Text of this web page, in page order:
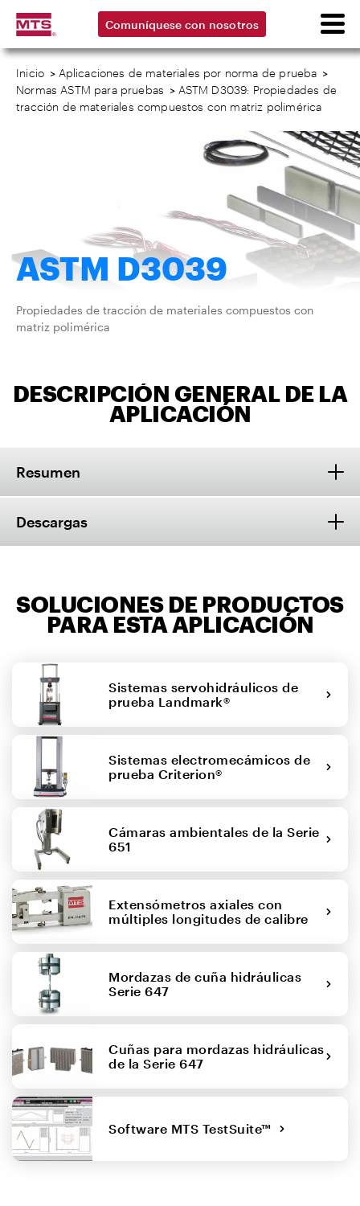
Comuníquese con nosotros
Inicio > Aplicaciones de materiales por norma de prueba >
Normas ASTM para pruebas > ASTM D3039: Propiedades de
tracción de materiales compuestos con matriz polimérica
ASTM D3039
Propiedades de tracción de materiales compuestos con
matriz polimérica
DESCRIPCIÓN GENERAL DE LA
APLICACIÓN
Resumen
Descargas
SOLUCIONES DE PRODUCTOS
PARA ESTA APLICACIÓN
Sistemas servohidráulicos de
prueba Landmark®
Sistemas electromecámicos de
prueba Criterion®
Cámaras ambientales de la Serie
651
Extensómetros axiales con
múltiples longitudes de calibre
Mordazas de cuña hidráulicas
Serie 647
Cuñas para mordazas hidráulicas
de la Serie 647
Software MTS TestSuite™